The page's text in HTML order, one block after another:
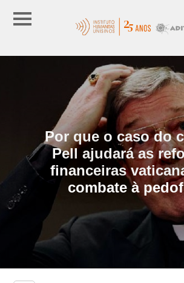
Por que o caso do
Pell ajudará as
financeiras
combate à